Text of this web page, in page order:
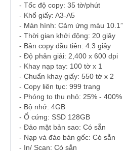
- Tốc độ copy: 35 tờ/phút
- Khổ giấy: A3-A5
- Màn hình: Cảm ứng màu 10.1”
- Thời gian khởi động: 20 giây
- Bản copy đầu tiên: 4.3 giây
- Độ phân giải: 2,400 x 600 dpi
- Khay nạp tay: 100 tờ x 1
- Chuẩn khay giấy: 550 tờ x 2
- Copy liên tục: 999 trang
- Phóng to thu nhỏ: 25% - 400%
- Bộ nhớ: 4GB
- Ổ cứng: SSD 128GB
- Đảo mặt bản sao: Có sẵn
- Nạp và đảo bản gốc: Có sẵn
- In/ Scan: Có sẳn